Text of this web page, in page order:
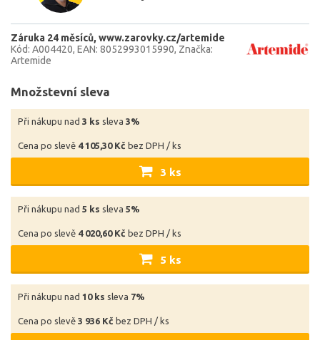
Záruka 24 měsíců www.zarovky.cz/artemide
Kód: A004420 EAN: 8052993015990 Značka:
Artemide
Množstevní sleva
Při nákupu nad 3 ks sleva 3%
Cena po slevě 4 105,30 Kč bez DPH / ks
3 ks
Při nákupu nad 5 ks sleva 5%
Cena po slevě 4 020,60 Kč bez DPH / ks
5 ks
Při nákupu nad 10 ks sleva 7%
Cena po slevě 3 936 Kč bez DPH / ks